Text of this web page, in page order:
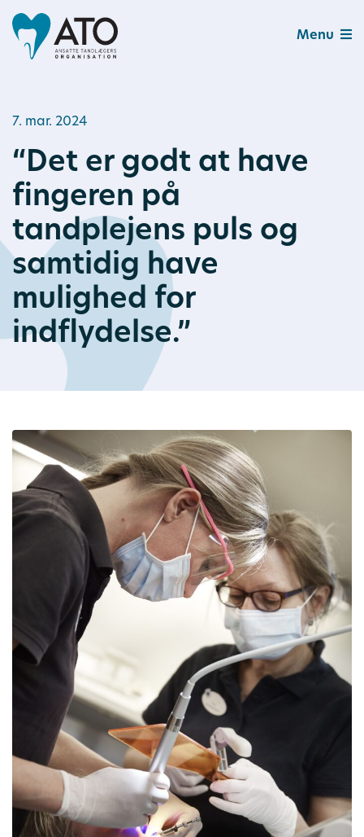
Menu
7. mar. 2024
“Det er godt at have
fingeren på
tandplejens puls og
samtidig have
mulighed for
indflydelse.”